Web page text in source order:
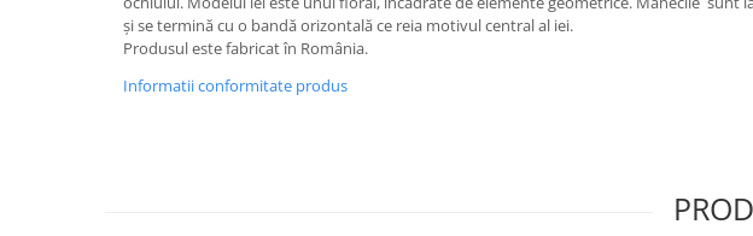
și se termină cu o bandă orizontală ce reia motivul central al iei.
Produsul este fabricat în România.
Informatii conformitate produs